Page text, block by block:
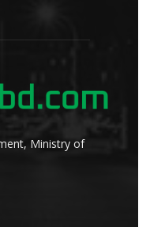
Ministry of